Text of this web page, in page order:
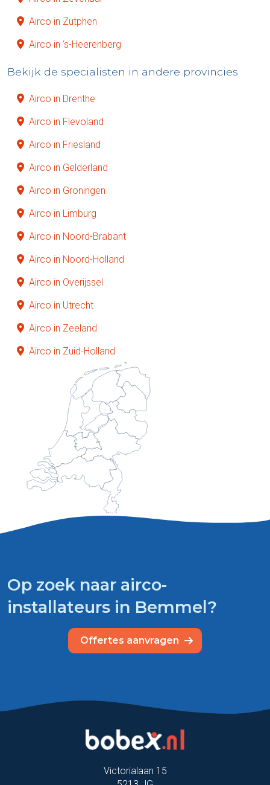
Airco in Zutphen
Airco in ‘s-Heerenberg
Bekijk de specialisten in andere provincies
Airco in Drenthe
Airco in Flevoland
Airco in Friesland
Airco in Gelderland
Airco in Groningen
Airco in Limburg
Airco in Noord-Brabant
Airco in Noord-Holland
Airco in Overijssel
Airco in Utrecht
Airco in Zeeland
Airco in Zuid-Holland
Op zoek naar airco-
installateurs in Bemmel?
Offertes aanvragen
Victorialaan 15